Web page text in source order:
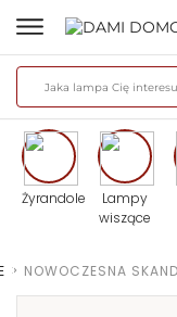
Żyrandole
Lampy
wiszące
> NOWOCZESNA